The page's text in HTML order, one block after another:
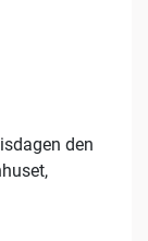
den